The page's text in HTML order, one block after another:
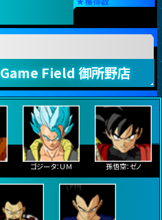
Field 御所野店
ゴジータ：ＵＭ 孫悟空：ゼノ